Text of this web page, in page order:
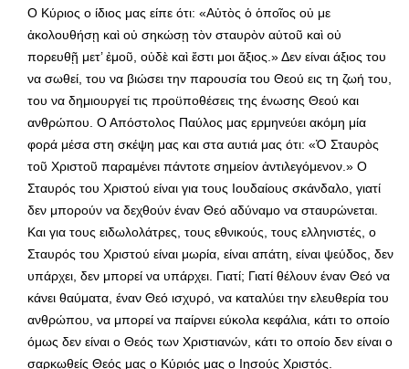
Ο Κύριος ο ίδιος μας είπε ότι: «Αὐτὸς ὁ ὁποῖος οὐ με
ἀκολουθήσῃ καὶ οὐ σηκώσῃ τὸν σταυρὸν αὐτοῦ καὶ οὐ
πορευθῇ μετ’ ἐμοῦ, οὐδὲ καὶ ἔστι μοι ἄξιος.» Δεν είναι άξιος του
να σωθεί, του να βιώσει την παρουσία του Θεού εις τη ζωή του,
του να δημιουργεί τις προϋποθέσεις της ένωσης Θεού και
ανθρώπου. Ο Απόστολος Παύλος μας ερμηνεύει ακόμη μία
φορά μέσα στη σκέψη μας και στα αυτιά μας ότι: «Ὁ Σταυρὸς
τοῦ Χριστοῦ παραμένει πάντοτε σημείον ἀντιλεγόμενον.» Ο
Σταυρός του Χριστού είναι για τους Ιουδαίους σκάνδαλο, γιατί
δεν μπορούν να δεχθούν έναν Θεό αδύναμο να σταυρώνεται.
Και για τους ειδωλολάτρες, τους εθνικούς, τους ελληνιστές, ο
Σταυρός του Χριστού είναι μωρία, είναι απάτη, είναι ψεύδος, δεν
υπάρχει, δεν μπορεί να υπάρχει. Γιατί; Γιατί θέλουν έναν Θεό να
κάνει θαύματα, έναν Θεό ισχυρό, να καταλύει την ελευθερία του
ανθρώπου, να μπορεί να παίρνει εύκολα κεφάλια, κάτι το οποίο
όμως δεν είναι ο Θεός των Χριστιανών, κάτι το οποίο δεν είναι ο
σαρκωθείς Θεός μας ο Κύριός μας ο Ιησούς Χριστός.